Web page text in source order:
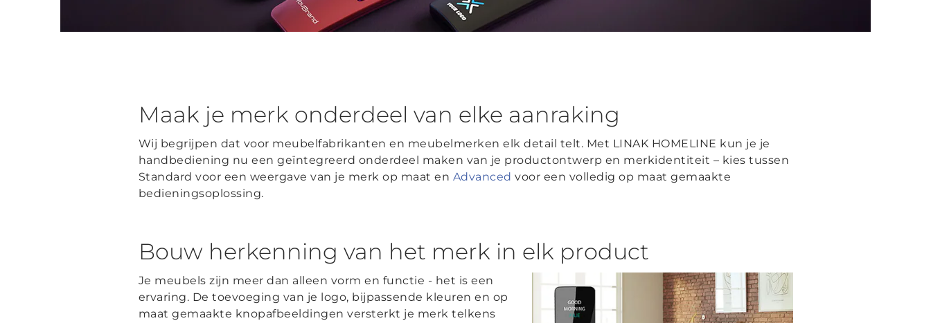
Maak je merk onderdeel van elke aanraking
Wij begrijpen dat voor meubelfabrikanten en meubelmerken elk detail telt. Met LINAK HOMELINE kun je je
handbediening nu een geïntegreerd onderdeel maken van je productontwerp en merkidentiteit – kies tussen
Standard voor een weergave van je merk op maat en Advanced voor een volledig op maat gemaakte
bedieningsoplossing.
Bouw herkenning van het merk in elk product
Je meubels zijn meer dan alleen vorm en functie - het is een
ervaring. De toevoeging van je logo, bijpassende kleuren en op
maat gemaakte knopafbeeldingen versterkt je merk telkens